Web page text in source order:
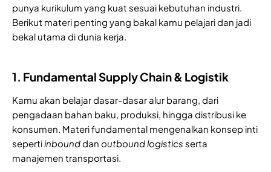
punya kurikulum yang kuat sesuai kebutuhan industri.
Berikut materi penting yang bakal kamu pelajari dan jadi
bekal utama di dunia kerja.
1. Fundamental Supply Chain & Logistik
Kamu akan belajar dasar-dasar alur barang, dari
pengadaan bahan baku, produksi, hingga distribusi ke
konsumen. Materi fundamental mengenalkan konsep inti
sepertiinbounddan outboundlogistics serta
manajemen transportasi.